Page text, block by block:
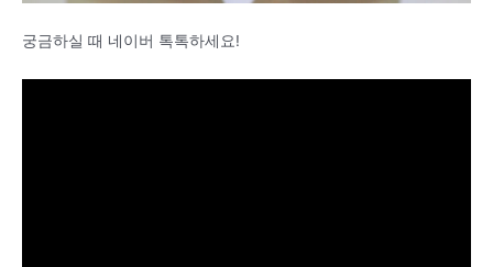
궁금하실 때 네이버 톡톡하세요!